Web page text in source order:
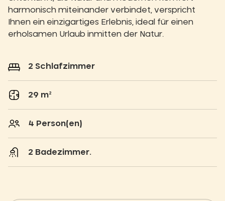
harmonisch miteinander verbindet, verspricht
Ihnen ein einzigartiges Erlebnis, ideal für einen
erholsamen Urlaub inmitten der Natur.
2 Schlafzimmer
29 m²
4 Person(en)
2 Badezimmer.